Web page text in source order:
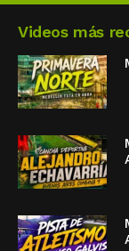
Videos más